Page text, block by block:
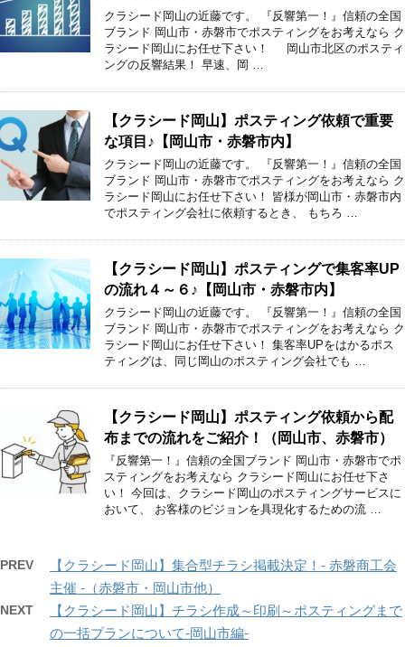
クラシード岡山の近藤です。 『反響第一！』信頼の全国
ブランド 岡山市・赤磐市でポスティングをお考えなら ク
ラシード岡山にお任せ下さい！ 岡山市北区のポスティ
ングの反響結果！ 早速、岡 …
【クラシード岡山】ポスティング依頼で重要
な項目♪【岡山市・赤磐市内】
クラシード岡山の近藤です。 『反響第一！』信頼の全国
ブランド 岡山市・赤磐市でポスティングをお考えなら ク
ラシード岡山にお任せ下さい！ 皆様が岡山市・赤磐市内
でポスティング会社に依頼するとき、 もちろ …
【クラシード岡山】ポスティングで集客率UP
の流れ４～６♪【岡山市・赤磐市内】
クラシード岡山の近藤です。 『反響第一！』信頼の全国
ブランド 岡山市・赤磐市でポスティングをお考えなら ク
ラシード岡山にお任せ下さい！ 集客率UPをはかるポス
ティングは、同じ岡山のポスティング会社でも …
【クラシード岡山】ポスティング依頼から配
布までの流れをご紹介！（岡山市、赤磐市）
『反響第一！』信頼の全国ブランド 岡山市・赤磐市でポ
スティングをお考えなら クラシード岡山にお任せ下さ
い！ 今回は、クラシード岡山のポスティングサービスに
おいて、 お客様のビジョンを具現化するための流 …
PREV
【クラシード岡山】集合型チラシ掲載決定！- 赤磐商工会
主催 -（赤磐市・岡山市他）
NEXT
【クラシード岡山】チラシ作成～印刷～ポスティングまで
の一括プランについて-岡山市編-